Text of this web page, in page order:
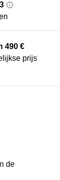
490 €
prijs
de